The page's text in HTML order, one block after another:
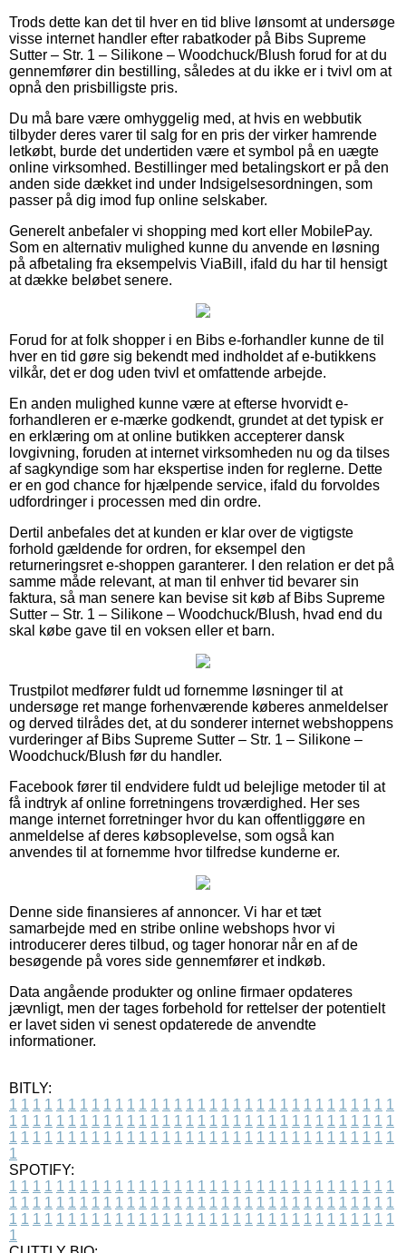
Trods dette kan det til hver en tid blive lønsomt at undersøge
visse internet handler efter rabatkoder på Bibs Supreme
Sutter – Str. 1 – Silikone – Woodchuck/Blush forud for at du
gennemfører din bestilling, således at du ikke er i tvivl om at
opnå den prisbilligste pris.
Du må bare være omhyggelig med, at hvis en webbutik
tilbyder deres varer til salg for en pris der virker hamrende
letkøbt, burde det undertiden være et symbol på en uægte
online virksomhed. Bestillinger med betalingskort er på den
anden side dækket ind under Indsigelsesordningen, som
passer på dig imod fup online selskaber.
Generelt anbefaler vi shopping med kort eller MobilePay.
Som en alternativ mulighed kunne du anvende en løsning
på afbetaling fra eksempelvis ViaBill, ifald du har til hensigt
at dække beløbet senere.
Forud for at folk shopper i en Bibs e-forhandler kunne de til
hver en tid gøre sig bekendt med indholdet af e-butikkens
vilkår, det er dog uden tvivl et omfattende arbejde.
En anden mulighed kunne være at efterse hvorvidt e-
forhandleren er e-mærke godkendt, grundet at det typisk er
en erklæring om at online butikken accepterer dansk
lovgivning, foruden at internet virksomheden nu og da tilses
af sagkyndige som har ekspertise inden for reglerne. Dette
er en god chance for hjælpende service, ifald du forvoldes
udfordringer i processen med din ordre.
Dertil anbefales det at kunden er klar over de vigtigste
forhold gældende for ordren, for eksempel den
returneringsret e-shoppen garanterer. I den relation er det på
samme måde relevant, at man til enhver tid bevarer sin
faktura, så man senere kan bevise sit køb af Bibs Supreme
Sutter – Str. 1 – Silikone – Woodchuck/Blush, hvad end du
skal købe gave til en voksen eller et barn.
Trustpilot medfører fuldt ud fornemme løsninger til at
undersøge ret mange forhenværende køberes anmeldelser
og derved tilrådes det, at du sonderer internet webshoppens
vurderinger af Bibs Supreme Sutter – Str. 1 – Silikone –
Woodchuck/Blush før du handler.
Facebook fører til endvidere fuldt ud belejlige metoder til at
få indtryk af online forretningens troværdighed. Her ses
mange internet forretninger hvor du kan offentliggøre en
anmeldelse af deres købsoplevelse, som også kan
anvendes til at fornemme hvor tilfredse kunderne er.
Denne side finansieres af annoncer. Vi har et tæt
samarbejde med en stribe online webshops hvor vi
introducerer deres tilbud, og tager honorar når en af de
besøgende på vores side gennemfører et indkøb.
Data angående produkter og online firmaer opdateres
jævnligt, men der tages forbehold for rettelser der potentielt
er lavet siden vi senest opdaterede de anvendte
informationer.
BITLY:
1 1 1 1 1 1 1 1 1 1 1 1 1 1 1 1 1 1 1 1 1 1 1 1 1 1 1 1 1 1 1 1 1
1 1 1 1 1 1 1 1 1 1 1 1 1 1 1 1 1 1 1 1 1 1 1 1 1 1 1 1 1 1 1 1 1
1 1 1 1 1 1 1 1 1 1 1 1 1 1 1 1 1 1 1 1 1 1 1 1 1 1 1 1 1 1 1 1 1
1
SPOTIFY:
1 1 1 1 1 1 1 1 1 1 1 1 1 1 1 1 1 1 1 1 1 1 1 1 1 1 1 1 1 1 1 1 1
1 1 1 1 1 1 1 1 1 1 1 1 1 1 1 1 1 1 1 1 1 1 1 1 1 1 1 1 1 1 1 1 1
1 1 1 1 1 1 1 1 1 1 1 1 1 1 1 1 1 1 1 1 1 1 1 1 1 1 1 1 1 1 1 1 1
1